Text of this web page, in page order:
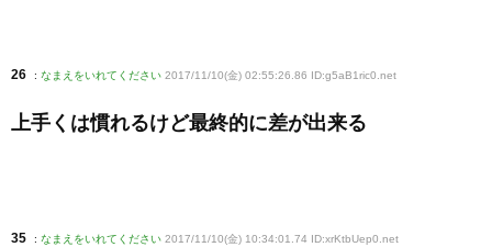
26 : なまえをいれてください 2017/11/10(金) 02:55:26.86 ID:g5aB1ric0.net
上手くは慣れるけど最終的に差が出来る
35 : なまえをいれてください 2017/11/10(金) 10:34:01.74 ID:xrKtbUep0 .net